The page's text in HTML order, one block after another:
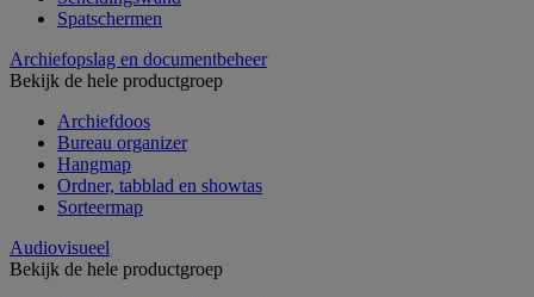
Spatschermen
Archiefopslag en documentbeheer
Bekijk de hele productgroep
Archiefdoos
Bureau organizer
Hangmap
Ordner, tabblad en showtas
Sorteermap
Audiovisueel
Bekijk de hele productgroep